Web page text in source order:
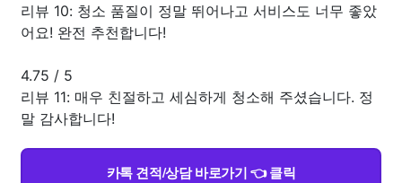
리뷰 10: 청소 품질이 정말 뛰어나고 서비스도 너무 좋았
어요! 완전 추천합니다!
4.75 / 5
리뷰 11: 매우 친절하고 세심하게 청소해 주셨습니다. 정
말 감사합니다!
카톡 견적/상담 바로가기 👈 클릭